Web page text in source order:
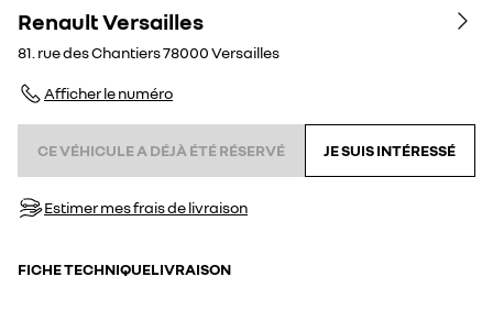
Renault Versailles
81. rue des Chantiers78000Versailles
Afficher le numéro
CE VÉHICULE A DÉJÀ ÉTÉ RÉSERVÉ JE SUIS INTÉRESSÉ
Estimer mes frais de livraison
FICHE TECHNIQUELIVRAISON